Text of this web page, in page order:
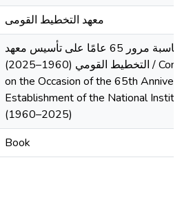
معهد التخطيط القومى
كتاب تذكاري بمناسبة مرور 65 عامًا على تأسيس معهد
التخطيط القومي (1960–2025) / Commemorative Book
on the Occasion of the 65th
Establishment of the National
(1960–2025)
Book